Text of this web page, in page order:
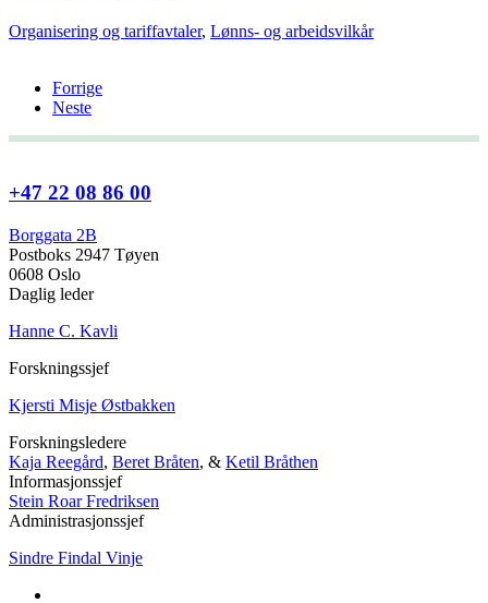
Organisering og tariffavtaler, Lønns- og arbeidsvilkår
Forrige
Neste
+47 22 08 86 00
Borggata 2B
Postboks 2947 Tøyen
0608 Oslo
Daglig leder
Hanne C. Kavli
Forskningssjef
Kjersti Misje Østbakken
Forskningsledere
Kaja Reegård, Beret Bråten, & Ketil Bråthen
Informasjonssjef
Stein Roar Fredriksen
Administrasjonssjef
Sindre Findal Vinje